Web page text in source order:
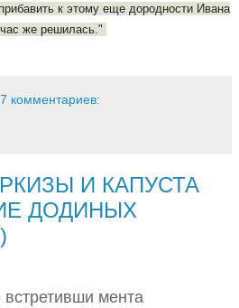
к этому еще дородности Ивана
же решилась."
7 комментариев:
И КАПУСТА
ДОДИНЫХ
мента